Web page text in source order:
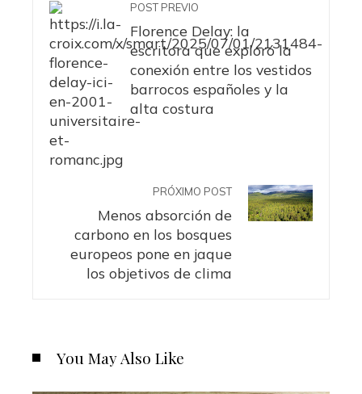
POST PREVIO
Florence Delay: la
escritora que exploró la
conexión entre los vestidos
barrocos españoles y la
alta costura
PRÓXIMO POST
Menos absorción de
carbono en los bosques
europeos pone en jaque
los objetivos de clima
You May Also Like